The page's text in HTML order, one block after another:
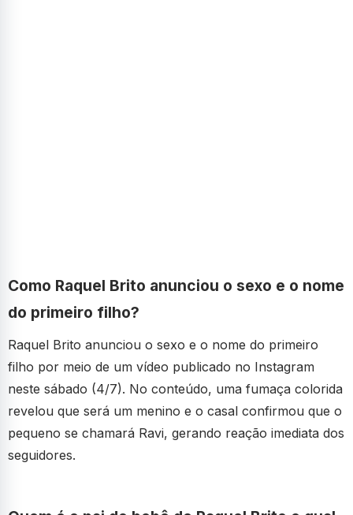
Como Raquel Brito anunciou o sexo e o nome
do primeiro filho?
Raquel Brito anunciou o sexo e o nome do primeiro
filho por meio de um vídeo publicado no Instagram
neste sábado (4/7). No conteúdo, uma fumaça colorida
revelou que será um menino e o casal confirmou que o
pequeno se chamará Ravi, gerando reação imediata dos
seguidores.